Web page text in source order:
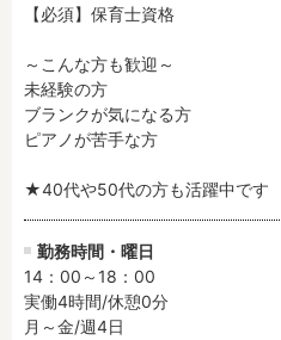
【必須】保育士資格
～こんな方も歓迎～
未経験の方
ブランクが気になる方
ピアノが苦手な方
★40代や50代の方も活躍中です
勤務時間・曜日
14：00～18：00
実働4時間/休憩0分
月～金/週4日